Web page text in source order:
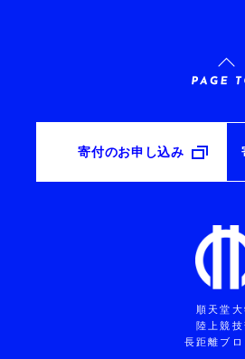
寄付のお申し込み
順天堂大
陸上競技
長距離ブロ